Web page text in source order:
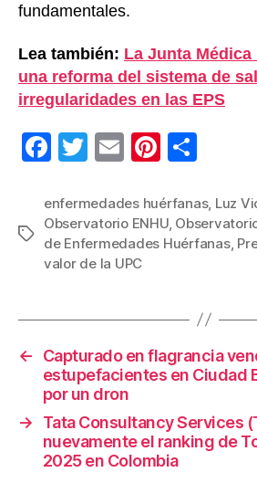
fundamentales.
Lea también: La Junta
una reforma del sistema de
irregularidades en las EPS
F
c
e
b
o
k
T
tt
er
E
ail
Pi
er
e
m
p
Etiquetas
enfermedades huérfanas, Luz
Observatorio ENHU,
de Enfermedades Huérfanas,
valor de la UPC
←
Capturado en flagrancia
estupefacientes en Ciudad
por un dron
→
Tata Consultancy Services
nuevamente el ranking de
2025 en Colombia